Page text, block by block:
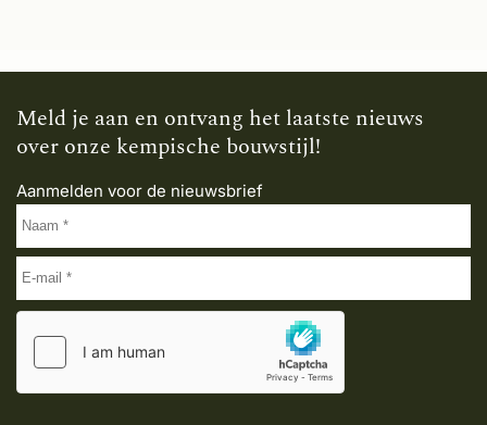
Meld je aan en ontvang het laatste nieuws
over onze kempische bouwstijl!
Aanmelden voor de nieuwsbrief